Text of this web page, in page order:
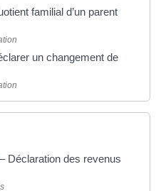
familial d’un parent
nouvel onglet)
un changement de
dans un nouvel onglet)
Déclaration des revenus
un nouvel onglet)